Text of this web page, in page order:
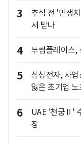
3
추석 전 '민생
서 받나
4 투썸플레이스,
5
삼성전자, 사
잃은 초기업
6
UAE '천궁Ⅱ'
장